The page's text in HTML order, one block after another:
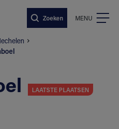
Zoeken MENU
LAATSTE PLAATSEN